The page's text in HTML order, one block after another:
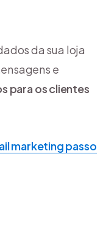
da sua loja
e
para os clientes
marketing passo